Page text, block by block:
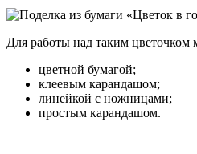
Для работы над таким цветочком
цветной бумагой;
клеевым карандашом;
линейкой с ножницами;
простым карандашом.